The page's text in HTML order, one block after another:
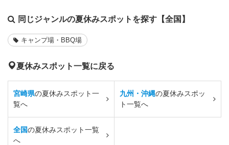
同じジャンルの夏休みスポットを探す【全国】
キャンプ場・BBQ場
夏休みスポット一覧に戻る
宮崎県の夏休みスポット一
覧へ
九州・沖縄の夏休みスポッ
ト一覧へ
全国の夏休みスポット一覧
へ